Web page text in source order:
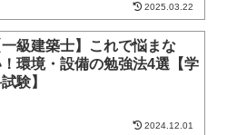
2025.03.22
一級建築士】これで悩まな
！環境・設備の勉強法4選【学
験】
2024.12.01